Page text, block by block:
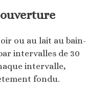
ou au lait au bain-
intervalles de 30
intervalle,
fondu.